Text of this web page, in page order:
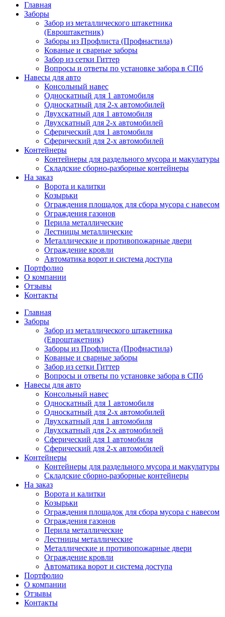
Главная
Заборы
Забор из металлического штакетника
(Евроштакетник)
Заборы из Профлиста (Профнастила)
Кованые и сварные заборы
Забор из сетки Гиттер
Вопросы и ответы по установке забора в СПб
Навесы для авто
Консольный навес
Односкатный для 1 автомобиля
Односкатный для 2-х автомобилей
Двухскатный для 1 автомобиля
Двухскатный для 2-х автомобилей
Сферический для 1 автомобиля
Сферический для 2-х автомобилей
Контейнеры
Контейнеры для раздельного мусора и макулатуры
Складские сборно-разборные контейнеры
На заказ
Ворота и калитки
Козырьки
Ограждения площадок для сбора мусора с навесом
Ограждения газонов
Перила металлические
Лестницы металлические
Металлические и противопожарные двери
Ограждение кровли
Автоматика ворот и система доступа
Портфолио
О компании
Отзывы
Контакты
Главная
Заборы
Забор из металлического штакетника
(Евроштакетник)
Заборы из Профлиста (Профнастила)
Кованые и сварные заборы
Забор из сетки Гиттер
Вопросы и ответы по установке забора в СПб
Навесы для авто
Консольный навес
Односкатный для 1 автомобиля
Односкатный для 2-х автомобилей
Двухскатный для 1 автомобиля
Двухскатный для 2-х автомобилей
Сферический для 1 автомобиля
Сферический для 2-х автомобилей
Контейнеры
Контейнеры для раздельного мусора и макулатуры
Складские сборно-разборные контейнеры
На заказ
Ворота и калитки
Козырьки
Ограждения площадок для сбора мусора с навесом
Ограждения газонов
Перила металлические
Лестницы металлические
Металлические и противопожарные двери
Ограждение кровли
Автоматика ворот и система доступа
Портфолио
О компании
Отзывы
Контакты